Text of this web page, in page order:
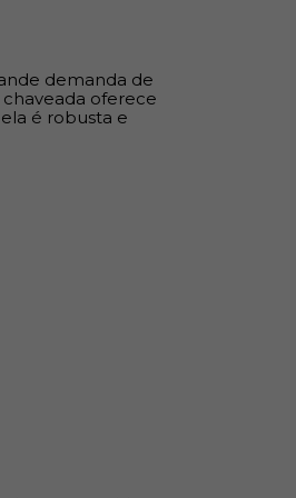
em paralelo com
no segmento.
da sua obra são
demanda de
oferece
ela é robusta e